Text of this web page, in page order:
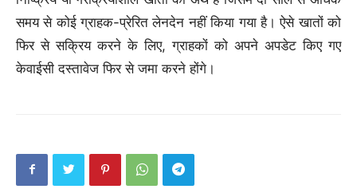
समय से कोई ग्राहक-प्रेरित लेनदेन नहीं किया गया है। ऐसे खातों को
फिर से सक्रिय करने के लिए, ग्राहकों को अपने अपडेट किए गए
केवाईसी दस्तावेज फिर से जमा करने होंगे।